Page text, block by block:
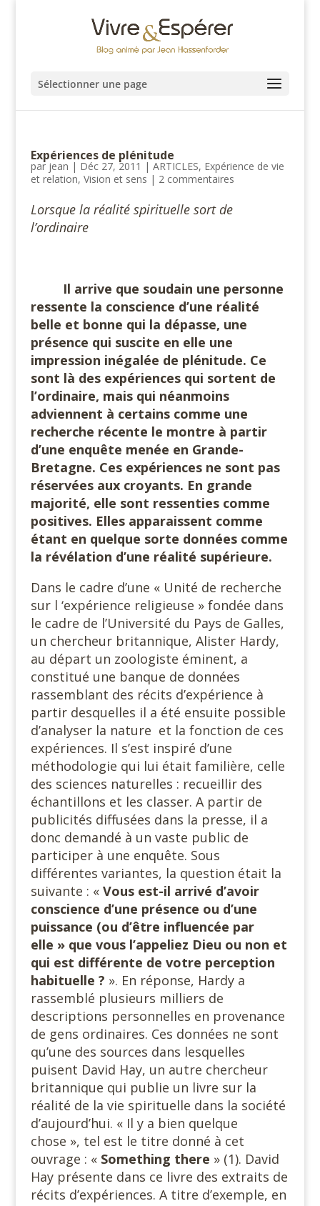
Sélectionner une page
Expériences de plénitude
par jean | Déc 27, 2011 | ARTICLES, Expérience de vie
et relation, Vision et sens | 2 commentaires
Lorsque la réalité spirituelle sort de
l’ordinaire
Il arrive que soudain une personne
ressente la conscience d’une réalité
belle et bonne qui la dépasse, une
présence qui suscite en elle une
impression inégalée de plénitude. Ce
sont là des expériences qui sortent de
l’ordinaire, mais qui néanmoins
adviennent à certains comme une
recherche récente le montre à partir
d’une enquête menée en Grande-
Bretagne. Ces expériences ne sont pas
réservées aux croyants. En grande
majorité, elle sont ressenties comme
positives. Elles apparaissent comme
étant en quelque sorte données comme
la révélation d’une réalité supérieure.
Dans le cadre d’une « Unité de recherche
sur l ‘expérience religieuse » fondée dans
le cadre de l’Université du Pays de Galles,
un chercheur britannique, Alister Hardy,
au départ un zoologiste éminent, a
constitué une banque de données
rassemblant des récits d’expérience à
partir desquelles il a été ensuite possible
d’analyser la nature et la fonction de ces
expériences. Il s’est inspiré d’une
méthodologie qui lui était familière, celle
des sciences naturelles : recueillir des
échantillons et les classer. A partir de
publicités diffusées dans la presse, il a
donc demandé à un vaste public de
participer à une enquête. Sous
différentes variantes, la question était la
suivante : « Vous est-il arrivé d’avoir
conscience d’une présence ou d’une
puissance (ou d’être influencée par
elle » que vous l’appeliez Dieu ou non et
qui est différente de votre perception
habituelle ? ». En réponse, Hardy a
rassemblé plusieurs milliers de
descriptions personnelles en provenance
de gens ordinaires. Ces données ne sont
qu’une des sources dans lesquelles
puisent David Hay, un autre chercheur
britannique qui publie un livre sur la
réalité de la vie spirituelle dans la société
d’aujourd’hui. « Il y a bien quelque
chose », tel est le titre donné à cet
ouvrage : « Something there » (1). David
Hay présente dans ce livre des extraits de
récits d’expériences. A titre d’exemple, en